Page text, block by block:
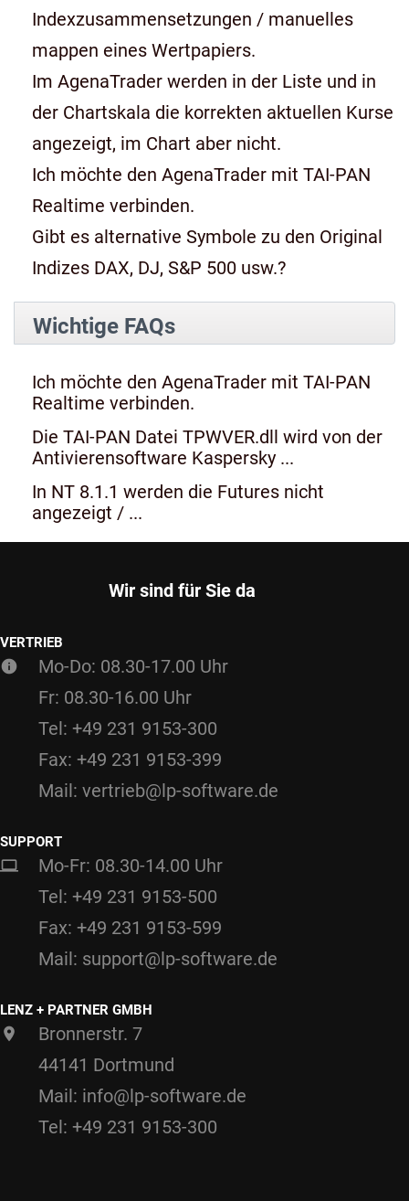
Indexzusammensetzungen / manuelles
mappen eines Wertpapiers.
Im AgenaTrader werden in der Liste und in
der Chartskala die korrekten aktuellen Kurse
angezeigt, im Chart aber nicht.
Ich möchte den AgenaTrader mit TAI-PAN
Realtime verbinden.
Gibt es alternative Symbole zu den Original
Indizes DAX, DJ, S&P 500 usw.?
Wichtige FAQs
Ich möchte den AgenaTrader mit TAI-PAN
Realtime verbinden.
Die TAI-PAN Datei TPWVER.dll wird von der
Antivierensoftware Kaspersky ...
In NT 8.1.1 werden die Futures nicht
angezeigt / ...
Wir sind für Sie da
VERTRIEB
Mo-Do: 08.30-17.00 Uhr
Fr: 08.30-16.00 Uhr
Tel: +49 231 9153-300
Fax: +49 231 9153-399
Mail: vertrieb@lp-software.de
SUPPORT
Mo-Fr: 08.30-14.00 Uhr
Tel: +49 231 9153-500
Fax: +49 231 9153-599
Mail: support@lp-software.de
LENZ + PARTNER GMBH
Bronnerstr. 7
44141 Dortmund
Mail: info@lp-software.de
Tel: +49 231 9153-300